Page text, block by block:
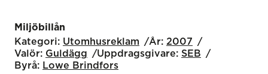
Miljöbillån
Kategori: Utomhus­reklam År: 2007
Valör: Guldägg Uppdragsgivare: SEB
Byrå: Lowe Brindfors